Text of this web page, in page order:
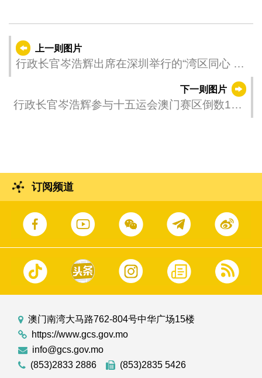
上一则图片
行政长官岑浩辉出席在深圳举行的“湾区同心 全
运同行”第十五届全国运动会和全国第十二届残
疾人运动会暨第九届特殊奥林匹克运动会倒计
时100天启动仪式。
下一则图片
行政长官岑浩辉参与十五运会澳门赛区倒数100
订阅频道
澳门南湾大马路762-804号中华广场15楼
https://www.gcs.gov.mo
info@gcs.gov.mo
(853)2833 2886
(853)2835 5426